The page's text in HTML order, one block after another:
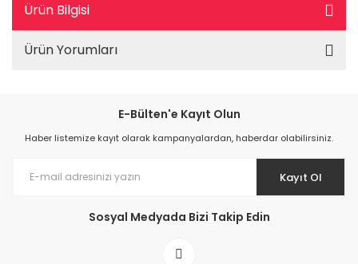
Ürün Bilgisi
Ürün Yorumları
E-Bülten'e Kayıt Olun
Haber listemize kayıt olarak kampanyalardan, haberdar olabilirsiniz.
Kayıt Ol
Sosyal Medyada Bizi Takip Edin